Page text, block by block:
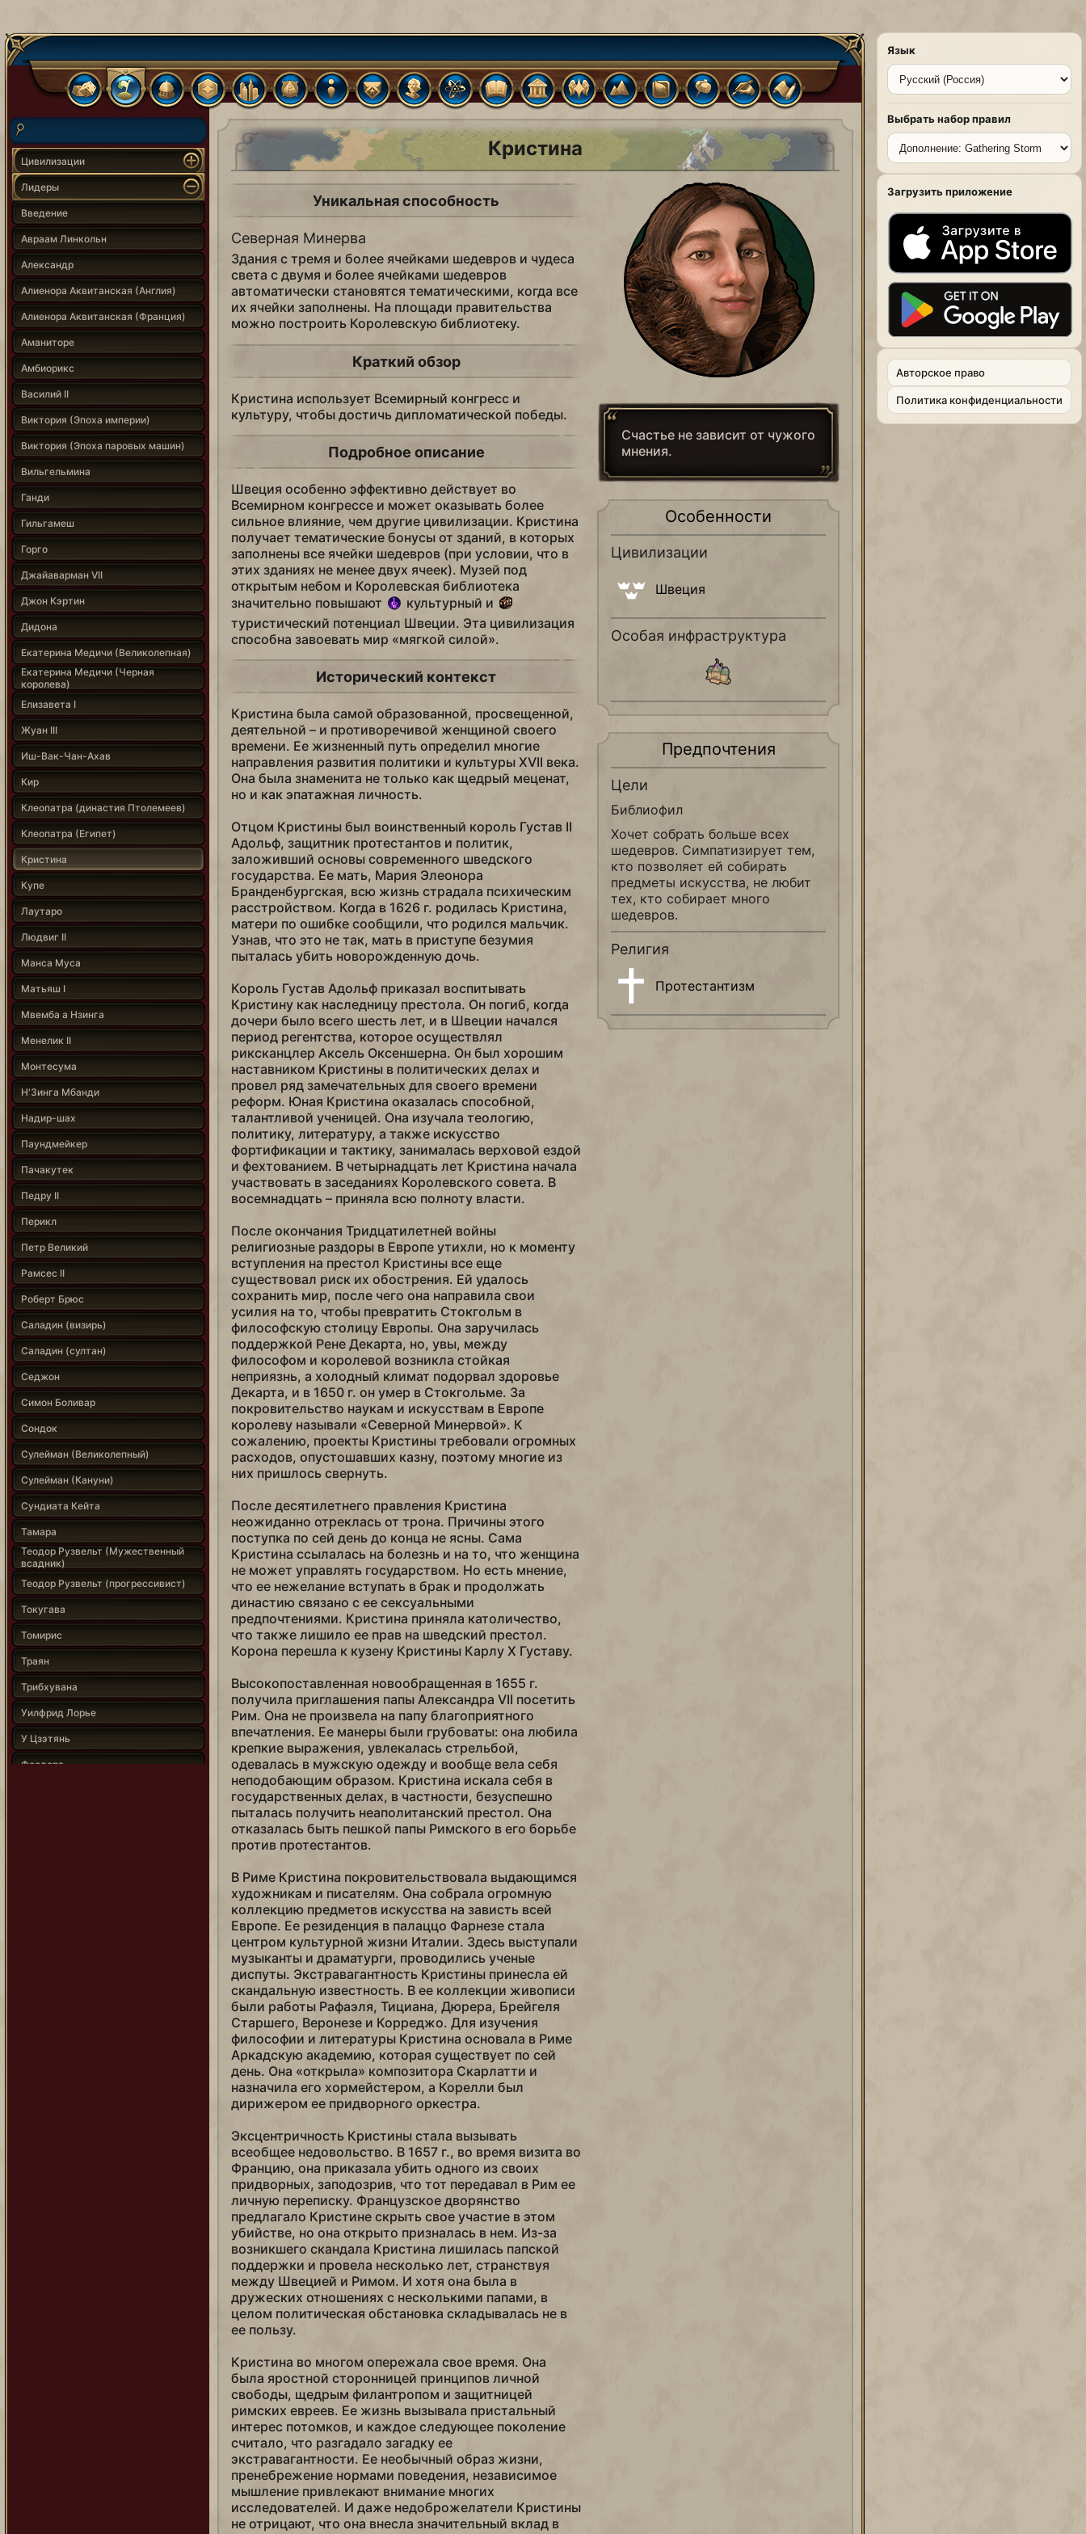
Цивилизации
Лидеры
Введение
Авраам Линкольн
Александр
Алиенора Аквитанская (Англия)
Алиенора Аквитанская (Франция)
Аманиторе
Амбиорикс
Василий II
Виктория (Эпоха империи)
Виктория (Эпоха паровых машин)
Вильгельмина
Ганди
Гильгамеш
Горго
Джайаварман VII
Джон Кэртин
Дидона
Екатерина Медичи (Великолепная)
Екатерина Медичи (Черная
королева)
Елизавета I
Жуан III
Иш-Вак-Чан-Ахав
Кир
Клеопатра (династия Птолемеев)
Клеопатра (Египет)
Кристина
Купе
Лаутаро
Людвиг II
Манса Муса
Матьяш I
Мвемба а Нзинга
Менелик II
Монтесума
Н'Зинга Мбанди
Надир-шах
Паундмейкер
Пачакутек
Педру II
Перикл
Петр Великий
Рамсес II
Роберт Брюс
Саладин (визирь)
Саладин (султан)
Седжон
Симон Боливар
Сондок
Сулейман (Великолепный)
Сулейман (Кануни)
Сундиата Кейта
Тамара
Теодор Рузвельт (Мужественный
всадник)
Теодор Рузвельт (прогрессивист)
Токугава
Томирис
Траян
Трибхувана
Уилфрид Лорье
У Цзэтянь
Феодора
Кристина
Уникальная способность
Северная Минерва
Здания с тремя и более ячейками шедевров и чудеса
света с двумя и более ячейками шедевров
автоматически становятся тематическими, когда все
их ячейки заполнены. На площади правительства
можно построить Королевскую библиотеку.
Краткий обзор
Кристина использует Всемирный конгресс и
культуру, чтобы достичь дипломатической победы.
Подробное описание
Швеция особенно эффективно действует во
Всемирном конгрессе и может оказывать более
сильное влияние, чем другие цивилизации. Кристина
получает тематические бонусы от зданий, в которых
заполнены все ячейки шедевров (при условии, что в
этих зданиях не менее двух ячеек). Музей под
открытым небом и Королевская библиотека
значительно повышают
культурный и
туристический потенциал Швеции. Эта цивилизация
способна завоевать мир «мягкой силой».
Исторический контекст
Кристина была самой образованной, просвещенной,
деятельной – и противоречивой женщиной своего
времени. Ее жизненный путь определил многие
направления развития политики и культуры XVII века.
Она была знаменита не только как щедрый меценат,
но и как эпатажная личность.
Отцом Кристины был воинственный король Густав II
Адольф, защитник протестантов и политик,
заложивший основы современного шведского
государства. Ее мать, Мария Элеонора
Бранденбургская, всю жизнь страдала психическим
расстройством. Когда в 1626 г. родилась Кристина,
матери по ошибке сообщили, что родился мальчик.
Узнав, что это не так, мать в приступе безумия
пыталась убить новорожденную дочь.
Король Густав Адольф приказал воспитывать
Кристину как наследницу престола. Он погиб, когда
дочери было всего шесть лет, и в Швеции начался
период регентства, которое осуществлял
риксканцлер Аксель Оксеншерна. Он был хорошим
наставником Кристины в политических делах и
провел ряд замечательных для своего времени
реформ. Юная Кристина оказалась способной,
талантливой ученицей. Она изучала теологию,
политику, литературу, а также искусство
фортификации и тактику, занималась верховой ездой
и фехтованием. В четырнадцать лет Кристина начала
участвовать в заседаниях Королевского совета. В
восемнадцать – приняла всю полноту власти.
После окончания Тридцатилетней войны
религиозные раздоры в Европе утихли, но к моменту
вступления на престол Кристины все еще
существовал риск их обострения. Ей удалось
сохранить мир, после чего она направила свои
усилия на то, чтобы превратить Стокгольм в
философскую столицу Европы. Она заручилась
поддержкой Рене Декарта, но, увы, между
философом и королевой возникла стойкая
неприязнь, а холодный климат подорвал здоровье
Декарта, и в 1650 г. он умер в Стокгольме. За
покровительство наукам и искусствам в Европе
королеву называли «Северной Минервой». К
сожалению, проекты Кристины требовали огромных
расходов, опустошавших казну, поэтому многие из
них пришлось свернуть.
После десятилетнего правления Кристина
неожиданно отреклась от трона. Причины этого
поступка по сей день до конца не ясны. Сама
Кристина ссылалась на болезнь и на то, что женщина
не может управлять государством. Но есть мнение,
что ее нежелание вступать в брак и продолжать
династию связано с ее сексуальными
предпочтениями. Кристина приняла католичество,
что также лишило ее прав на шведский престол.
Корона перешла к кузену Кристины Карлу X Густаву.
Высокопоставленная новообращенная в 1655 г.
получила приглашения папы Александра VII посетить
Рим. Она не произвела на папу благоприятного
впечатления. Ее манеры были грубоваты: она любила
крепкие выражения, увлекалась стрельбой,
одевалась в мужскую одежду и вообще вела себя
неподобающим образом. Кристина искала себя в
государственных делах, в частности, безуспешно
пыталась получить неаполитанский престол. Она
отказалась быть пешкой папы Римского в его борьбе
против протестантов.
В Риме Кристина покровительствовала выдающимся
художникам и писателям. Она собрала огромную
коллекцию предметов искусства на зависть всей
Европе. Ее резиденция в палаццо Фарнезе стала
центром культурной жизни Италии. Здесь выступали
музыканты и драматурги, проводились ученые
диспуты. Экстравагантность Кристины принесла ей
скандальную известность. В ее коллекции живописи
были работы Рафаэля, Тициана, Дюрера, Брейгеля
Старшего, Веронезе и Корреджо. Для изучения
философии и литературы Кристина основала в Риме
Аркадскую академию, которая существует по сей
день. Она «открыла» композитора Скарлатти и
назначила его хормейстером, а Корелли был
дирижером ее придворного оркестра.
Эксцентричность Кристины стала вызывать
всеобщее недовольство. В 1657 г., во время визита во
Францию, она приказала убить одного из своих
придворных, заподозрив, что тот передавал в Рим ее
личную переписку. Французское дворянство
предлагало Кристине скрыть свое участие в этом
убийстве, но она открыто призналась в нем. Из-за
возникшего скандала Кристина лишилась папской
поддержки и провела несколько лет, странствуя
между Швецией и Римом. И хотя она была в
дружеских отношениях с несколькими папами, в
целом политическая обстановка складывалась не в
ее пользу.
Кристина во многом опережала свое время. Она
была яростной сторонницей принципов личной
свободы, щедрым филантропом и защитницей
римских евреев. Ее жизнь вызывала пристальный
интерес потомков, и каждое следующее поколение
считало, что разгадало загадку ее
экстравагантности. Ее необычный образ жизни,
пренебрежение нормами поведения, независимое
мышление привлекают внимание многих
исследователей. И даже недоброжелатели Кристины
не отрицают, что она внесла значительный вклад в
Счастье не зависит от чужого
мнения.
Особенности
Цивилизации
Швеция
Особая инфраструктура
Предпочтения
Цели
Библиофил
Хочет собрать больше всех
шедевров. Симпатизирует тем,
кто позволяет ей собирать
предметы искусства, не любит
тех, кто собирает много
шедевров.
Религия
Протестантизм
Язык
Выбрать набор правил
Загрузить приложение
Aвторское право
Политика конфиденциальности